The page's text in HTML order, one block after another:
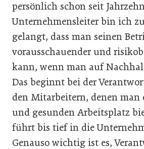
persönlich schon seit
Unternehmensleiter bin ich
gelangt, dass man seinen
vorausschauender und
kann, wenn man auf
Das beginnt bei der
den Mitarbeitern, denen man
und gesunden Arbeitsplatz
führt bis tief in die
Genauso wichtig ist es,